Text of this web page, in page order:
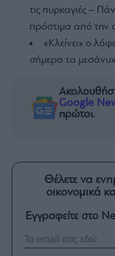
τις πυρκαγιές –
πρόστιμα από την
«Κλείνει» ο
σήμερα τα
Google
πρώτοι.
Θέλετε να
οικονομικά
Εγγραφείτε στο